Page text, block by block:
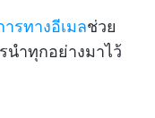
รทางอีเมลช่วย
นำทุกอย่างมาไว้